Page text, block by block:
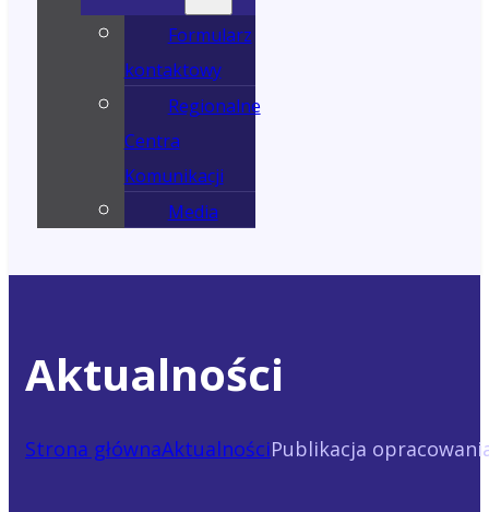
Formularz
kontaktowy
Regionalne
Centra
Komunikacji
Media
Aktualności
Strona głównaAktualnościPublikacja